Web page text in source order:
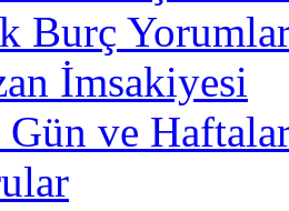
Burç
İmsakiyesi
ve